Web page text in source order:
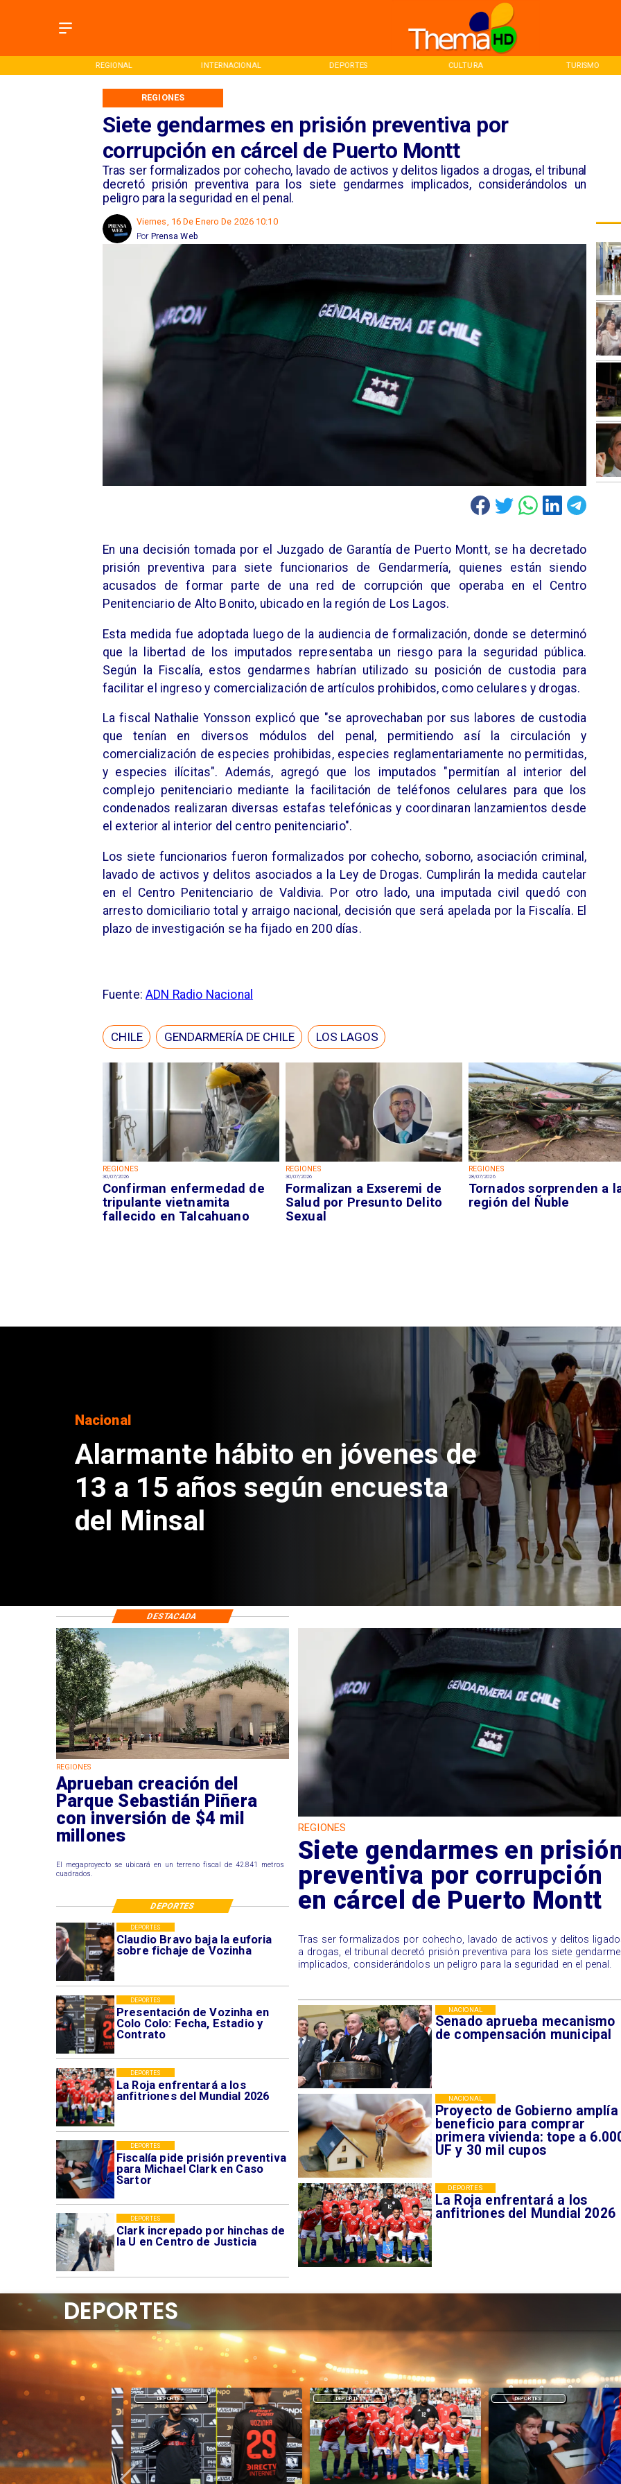
REGIONAL INTERNACIONAL DEPORTES CULTURA TURISMO
Siete gendarmes en prisión preventiva por
corrupción en cárcel de Puerto Montt
Tras ser formalizados por cohecho, lavado de activos y delitos ligados a drogas, el tribunal
decretó prisión preventiva para los siete gendarmes implicados, considerándolos un
peligro para la seguridad en el penal.
REGIONES
Viernes, 16 De Enero De 2026 10:10
Prensa Web
Por
REGIONES
30/07/2026
Confirman enfermedad de
tripulante vietnamita
fallecido en Talcahuano
REGIONES
30/07/2026
Formalizan a Exseremi de
Salud por Presunto Delito
Sexual
REGIONES
28/07/2026
Tornados sorprenden a
región del Ñuble
En una decisión tomada por el Juzgado de Garantía de Puerto Montt, se ha decretado
prisión preventiva para siete funcionarios de Gendarmería, quienes están siendo
acusados de formar parte de una red de corrupción que operaba en el Centro
Penitenciario de Alto Bonito, ubicado en la región de Los Lagos.
Esta medida fue adoptada luego de la audiencia de formalización, donde se determinó
que la libertad de los imputados representaba un riesgo para la seguridad pública.
Según la Fiscalía, estos gendarmes habrían utilizado su posición de custodia para
facilitar el ingreso y comercialización de artículos prohibidos, como celulares y drogas.
La fiscal Nathalie Yonsson explicó que "se aprovechaban por sus labores de custodia
que tenían en diversos módulos del penal, permitiendo así la circulación y
comercialización de especies prohibidas, especies reglamentariamente no permitidas,
y especies ilícitas". Además, agregó que los imputados "permitían al interior del
complejo penitenciario mediante la facilitación de teléfonos celulares para que los
condenados realizaran diversas estafas telefónicas y coordinaran lanzamientos desde
el exterior al interior del centro penitenciario".
Los siete funcionarios fueron formalizados por cohecho, soborno, asociación criminal,
lavado de activos y delitos asociados a la Ley de Drogas. Cumplirán la medida cautelar
en el Centro Penitenciario de Valdivia. Por otro lado, una imputada civil quedó con
arresto domiciliario total y arraigo nacional, decisión que será apelada por la Fiscalía. El
plazo de investigación se ha fijado en 200 días.
Fuente:ADN Radio Nacional
CHILE GENDARMERÍA DE CHILE LOS LAGOS
Regiones
Aprueban creación del Parque
Sebastián Piñera con inversión
de $4 mil millones
Claudio Bravo baja la euforia
sobre fichaje de Vozinha
DEPORTES
Presentación de Vozinha en
Colo Colo: Fecha, Estadio y
Contrato
DEPORTES
La Roja enfrentará a los
anfitriones del Mundial 2026
DEPORTES
Fiscalía pide prisión preventiva
para Michael Clark en Caso
Sartor
DEPORTES
Clark increpado por hinchas de
la U en Centro de Justicia
DEPORTES
Senado aprueba mecanismo
de compensación municipal
NACIONAL
Proyecto de Gobierno amplía
beneficio para comprar
primera vivienda: tope a
UF y 30 mil cupos
NACIONAL
La Roja enfrentará a los
anfitriones del Mundial 2026
DEPORTES
REGIONES
Aprueban creación del
Parque Sebastián Piñera
con inversión de $4 mil
millones
El megaproyecto se ubicará en un terreno fiscal de 42.841 metros
cuadrados.
REGIONES
Siete gendarmes en
preventiva por corrupción
en cárcel de Puerto Montt
Tras ser formalizados por cohecho, lavado de activos y delitos
a drogas, el tribunal decretó prisión preventiva para los siete
implicados, considerándolos un peligro para la seguridad en el penal.
DESTACADA
DEPORTES
DEPORTES DEPORTES DEPORTES
DEPORTES